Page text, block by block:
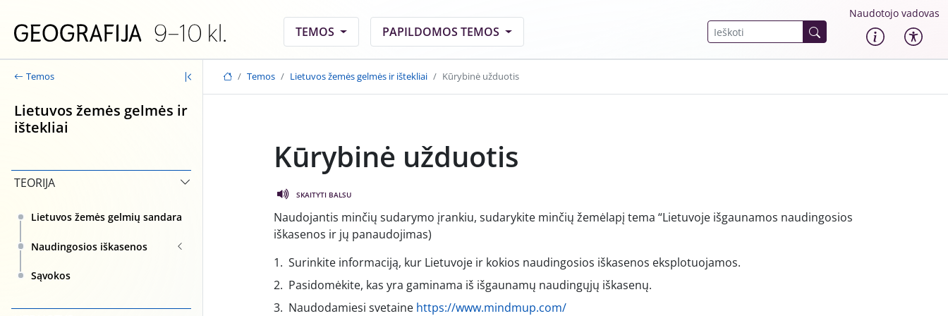
TEMOS
PAPILDOMOS TEMOS
Naudotojo vadovas
Temos
Lietuvos žemės gelmės ir
ištekliai
TEORIJA
Lietuvos žemės gelmių sandara
Naudingosios iškasenos
Sąvokos
Temos Lietuvos žemės gelmės ir ištekliai Kūrybinė užduotis
Kūrybinė užduotis
SKAITYTI BALSU
Naudojantis minčių sudarymo įrankiu, sudarykite minčių žemėlapį tema “Lietuvoje išgaunamos naudingosios
iškasenos ir jų panaudojimas)
Surinkite informaciją, kur Lietuvoje ir kokios naudingosios iškasenos eksplotuojamos.
Pasidomėkite, kas yra gaminama iš išgaunamų naudingųjų iškasenų.
Naudodamiesi svetaine https://www.mindmup.com/